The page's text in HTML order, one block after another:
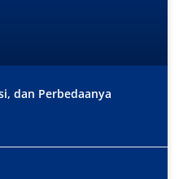
dan Perbedaanya